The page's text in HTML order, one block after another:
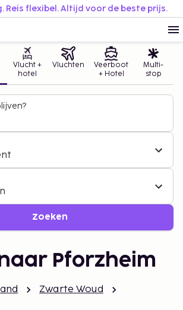
Reis flexibel. Altijd voor de beste prijs.
Vlucht +
hotel
Vluchten
Veerboot
+ Hotel
Multi-
stop
Zoeken
naar Pforzheim
Zwarte Woud